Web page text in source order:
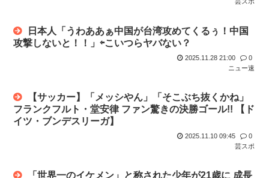
芸スポ
日本人「うわああぁ中国が台湾攻めてくるぅ！中国
攻撃しないと！！」⇦こいつらヤバない？
2025.11.28 21:00
0
ニュー速
【サッカー】「メッシやん」「そこぶち抜くかね」
フランクフルト・堂安律 ファン驚きの決勝ゴール!! 【ド
イツ・ブンデスリーガ】
2025.11.10 09:45
0
芸スポ
「世界一のイケメン」と称された少年が21歳に 成長